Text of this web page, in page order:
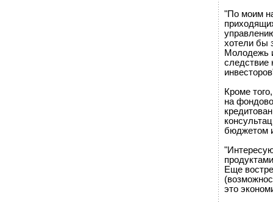
"По моим
хотели бы
Молодежь
следствие
Кроме
на
бюджетом
Еще
это